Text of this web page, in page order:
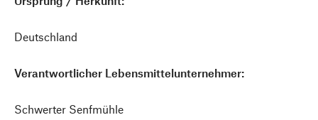
Deutschland
Verantwortlicher Lebensmittelunternehmer:
Schwerter Senfmühle